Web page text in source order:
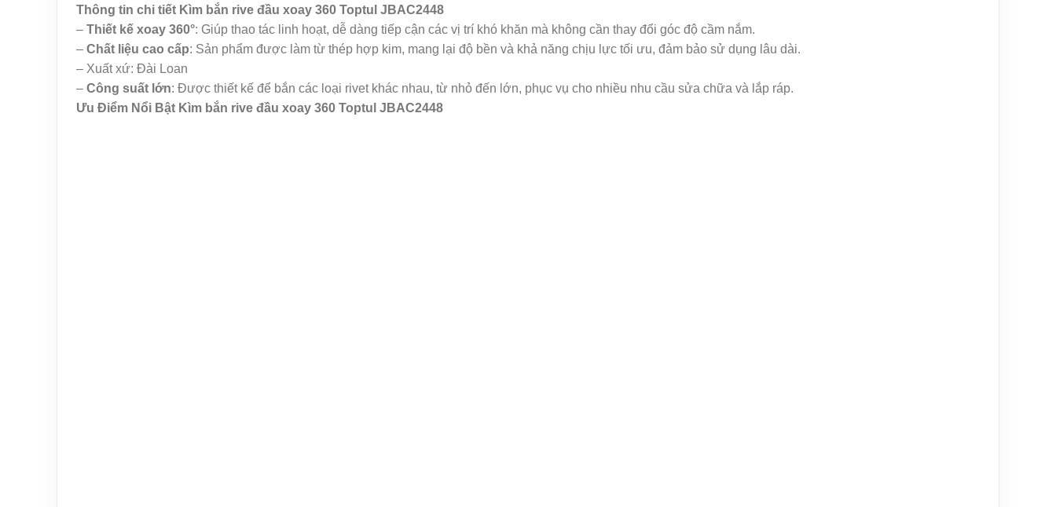
Thông tin chi tiết Kìm bắn rive đầu xoay 360 Toptul JBAC2448
– Thiết kế xoay 360°: Giúp thao tác linh hoạt, dễ dàng tiếp cận các vị trí khó khăn mà không cần thay đổi góc độ cầm nắm.
– Chất liệu cao cấp: Sản phẩm được làm từ thép hợp kim, mang lại độ bền và khả năng chịu lực tối ưu, đảm bảo sử dụng lâu dài.
– Xuất xứ: Đài Loan
– Công suất lớn: Được thiết kế để bắn các loại rivet khác nhau, từ nhỏ đến lớn, phục vụ cho nhiều nhu cầu sửa chữa và lắp ráp.
Ưu Điểm Nổi Bật Kìm bắn rive đầu xoay 360 Toptul JBAC2448